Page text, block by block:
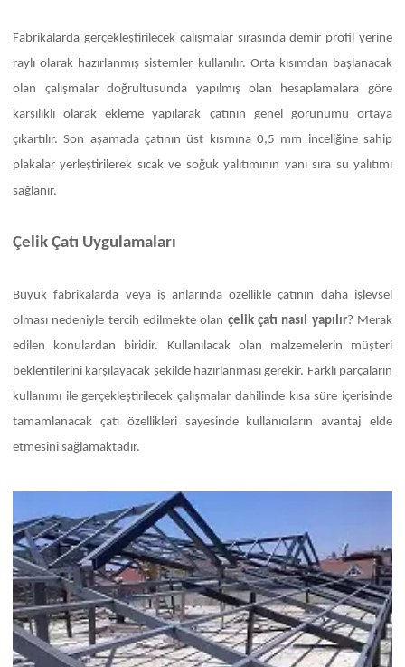
Fabrikalarda gerçekleştirilecek çalışmalar sırasında demir profil yerine
raylı olarak hazırlanmış sistemler kullanılır. Orta kısımdan başlanacak
olan çalışmalar doğrultusunda yapılmış olan hesaplamalara göre
karşılıklı olarak ekleme yapılarak çatının genel görünümü ortaya
çıkartılır. Son aşamada çatının üst kısmına 0,5 mm inceliğine sahip
plakalar yerleştirilerek sıcak ve soğuk yalıtımının yanı sıra su yalıtımı
sağlanır.
Çelik Çatı Uygulamaları
Büyük fabrikalarda veya iş anlarında özellikle çatının daha işlevsel
olması nedeniyle tercih edilmekte olan çelik çatı nasıl yapılır? Merak
edilen konulardan biridir. Kullanılacak olan malzemelerin müşteri
beklentilerini karşılayacak şekilde hazırlanması gerekir. Farklı parçaların
kullanımı ile gerçekleştirilecek çalışmalar dahilinde kısa süre içerisinde
tamamlanacak çatı özellikleri sayesinde kullanıcıların avantaj elde
etmesini sağlamaktadır.